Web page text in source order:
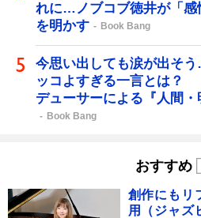
れに…ノブコブ徳井が「感
を明かす
Book Bang
今思い出しても涙が出そ
ッコよすぎる一言とは？
デューサーによる『人間
Book Bang
おすすめ
創作にもリ
用（ジャ